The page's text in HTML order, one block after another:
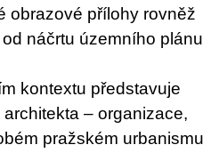
obrazové přílohy rovněž
náčrtu územního plánu
kontextu představuje
– organizace,
pražském urbanismu